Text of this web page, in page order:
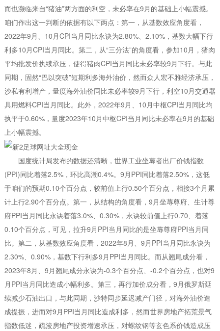
而也濒临来自“猪油”两方面的利空，未必率在9月的基础上小幅震撼。
咱们作出这一判断的依据有以下两点：第一，从基数效应角度看，
2022年9月、10月CPI当月同比永诀为2.80%、2.10%，基数大幅下行
利多10月CPI当月同比。第二，从“三分法”的角度看，参加10月，猪肉
平均批发价执续承压，使得猪肉CPI当月同比未必率较9月下行。与此
同期，固然“巴以突破”短期利多海外油价，然而众人宏不雅经济承压，
沙私有利增产，量度海外油价同比未必率较9月下行，利空10月交通器
具用燃料CPI当月同比。此外，2022年9月、10月中枢CPI当月同比均
执平于0.60%，量度2023年10月中枢CPI当月同比未必率在9月的基础
上小幅震撼。
国度统计局发布的数据还清晰，世界工业坐蓐者出厂价钱指数
(PPI)同比着落2.5%，环比高潮0.4%。9月PPI同比着落2.50%，这低
于咱们的预期0.10个百分点，较前值上行0.50个百分点，相接3个月累
计上行2.90个百分点。第一，从结构的角度看，9月坐蓐尊府、生计尊
府PPI当月同比永诀着落3.0%、0.30%，永诀较前值上行0.70、着落
0.10个百分点，可见，拉升9月PPI当月同比的是坐蓐尊府PPI当月同
比。第二，从基数效应角度看，2022年8月、9月PPI当月同比永诀为
2.30%、0.90%，基数下行利多9月PPI当月同比。而从翘尾成分看，
2023年8月、9月翘尾成分永诀为-0.3个百分点、-0.2个百分点，也对9
月PPI当月同比造成小幅利多。第三，再行加价成分看，9月俄罗斯延
续减少石油出口，与此同期，沙特同步延迟减产门径，对海外油价造
成提振，进而对9月PPI当月同比造成利多，然而世界房地产拓荒景气
指数低迷，疏浚房地产投资增速承压，对螺纹钢等玄色系价钱造成压